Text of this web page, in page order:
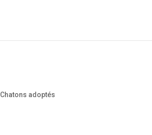
Chatons adoptés